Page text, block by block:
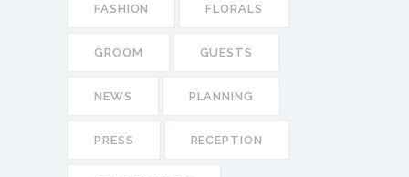
FASHION FLORALS
GROOM GUESTS
NEWS PLANNING
PRESS RECEPTION